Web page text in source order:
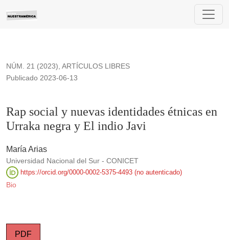
Rap social y nuevas identidades étnicas en Urraka negra y
NÚM. 21 (2023), ARTÍCULOS LIBRES
Rap social y nuevas identidades étnicas en
Urraka negra y El indio Javi
Publicado 2023-06-13
María Arias
Universidad Nacional del Sur - CONICET
https://orcid.org/0000-0002-5375-4493 (no autenticado)
Bio
PDF